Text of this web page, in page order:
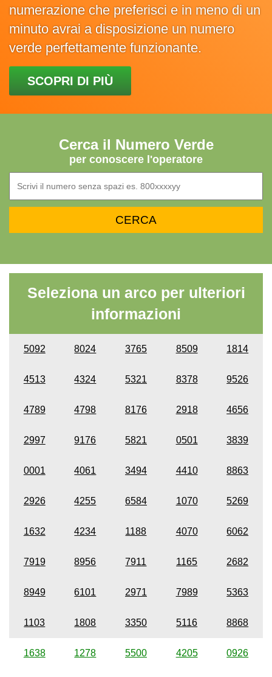
numerazione che preferisci e in meno di un
minuto avrai a disposizione un numero
verde perfettamente funzionante.
SCOPRI DI PIÙ
Cerca il Numero Verde
per conoscere l'operatore
Seleziona un arco per ulteriori
informazioni
5092 8024 3765 8509 1814
4513 4324 5321 8378 9526
4789 4798 8176 2918 4656
2997 9176 5821 0501 3839
0001 4061 3494 4410 8863
2926 4255 6584 1070 5269
1632 4234 1188 4070 6062
7919 8956 7911 1165 2682
8949 6101 2971 7989 5363
1103 1808 3350 5116 8868
1638 1278 5500 4205 0926